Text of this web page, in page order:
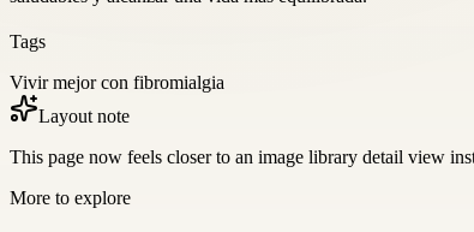
Tags
Vivir mejor con fibromialgia
Layout note
This page now feels closer to an image library detail view
More to explore